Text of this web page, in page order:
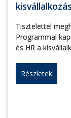
Tisztelettel
Programmal
és HR a
Részletek